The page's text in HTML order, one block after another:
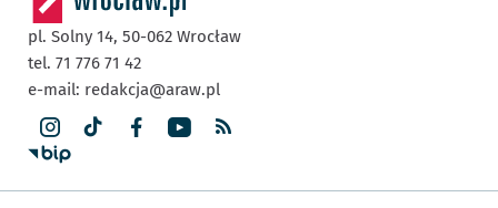
pl. Solny 14, 50-062 Wrocław
tel. 71 776 71 42
e-mail: redakcja@araw.pl